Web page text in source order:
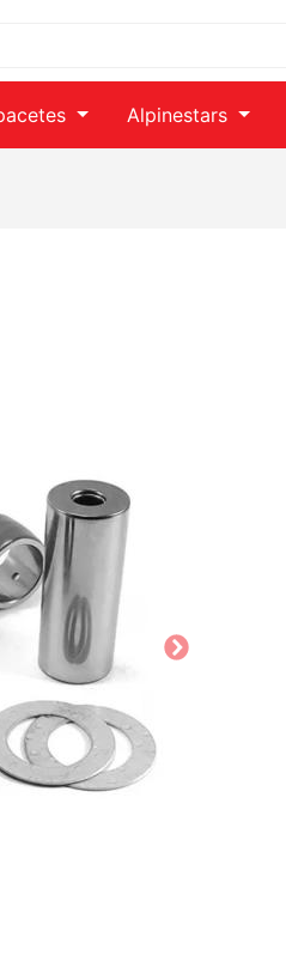
Alpinestars